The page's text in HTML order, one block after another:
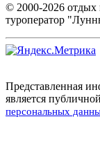
© 2000-2026 отдых
туроператор
Представленная
является
персональных